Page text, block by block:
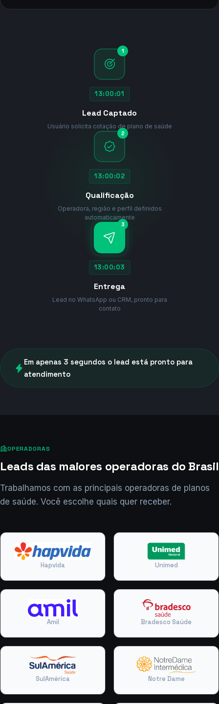
1

13:00:01
Lead Captado
Usuário solicita cotação de plano de saúde
2

13:00:02
Qualificação
Operadora, região e perfil definidos
automaticamente
3

13:00:03
Entrega
Lead no WhatsApp ou CRM, pronto para
contato
Em apenas 3 segundos o lead está pronto para
atendimento
OPERADORAS
Leads das maiores operadoras do Brasil
Trabalhamos com as principais operadoras de planos
de saúde. Você escolhe quais quer receber.
Hapvida Unimed
Amil Bradesco Saúde
SulAmérica Notre Dame